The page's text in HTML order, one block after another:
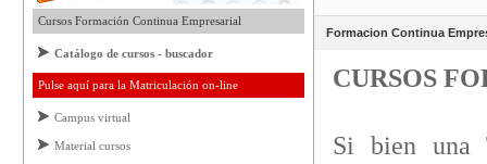
Cursos Formación Continua Empresarial
Catálogo de cursos - buscador
Pulse aquí para la Matriculación on-line
Campus virtual
Material cursos
Formacion Continua
CURSOS
Si bien una